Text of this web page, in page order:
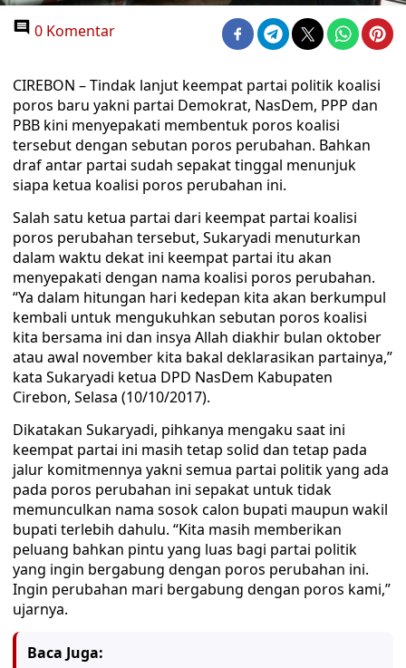
0 Komentar
CIREBON – Tindak lanjut keempat partai politik koalisi
poros baru yakni partai Demokrat, NasDem, PPP dan
PBB kini menyepakati membentuk poros koalisi
tersebut dengan sebutan poros perubahan. Bahkan
draf antar partai sudah sepakat tinggal menunjuk
siapa ketua koalisi poros perubahan ini.
Salah satu ketua partai dari keempat partai koalisi
poros perubahan tersebut, Sukaryadi menuturkan
dalam waktu dekat ini keempat partai itu akan
menyepakati dengan nama koalisi poros perubahan.
“Ya dalam hitungan hari kedepan kita akan berkumpul
kembali untuk mengukuhkan sebutan poros koalisi
kita bersama ini dan insya Allah diakhir bulan oktober
atau awal november kita bakal deklarasikan partainya,”
kata Sukaryadi ketua DPD NasDem Kabupaten
Cirebon, Selasa (10/10/2017).
Dikatakan Sukaryadi, pihkanya mengaku saat ini
keempat partai ini masih tetap solid dan tetap pada
jalur komitmennya yakni semua partai politik yang ada
pada poros perubahan ini sepakat untuk tidak
memunculkan nama sosok calon bupati maupun wakil
bupati terlebih dahulu. “Kita masih memberikan
peluang bahkan pintu yang luas bagi partai politik
yang ingin bergabung dengan poros perubahan ini.
Ingin perubahan mari bergabung dengan poros kami,”
ujarnya.
Baca Juga: